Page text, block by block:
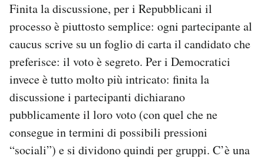
Finita la discussione, per i Repubblicani il
processo è piuttosto semplice: ogni partecipante al
caucus scrive su un foglio di carta il candidato che
preferisce: il voto è segreto. Per i Democratici
invece è tutto molto più intricato: finita la
discussione i partecipanti dichiarano
pubblicamente il loro voto (con quel che ne
consegue in termini di possibili pressioni
“sociali”) e si dividono quindi per gruppi. C’è una